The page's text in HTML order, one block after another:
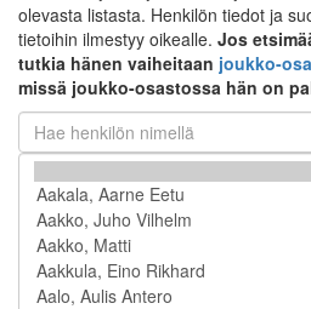
olevasta listasta. Henkilön tiedot ja
tietoihin ilmestyy oikealle. Jos
tutkia hänen vaiheitaan joukko-
missä joukko-osastossa hän on